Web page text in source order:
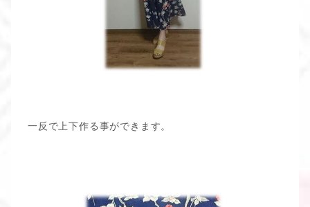
一反で上下作る事ができます。